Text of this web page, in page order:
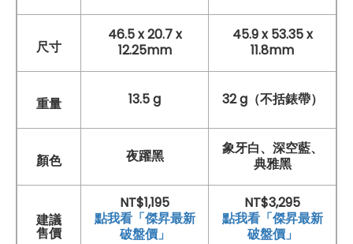
尺寸
46.5 x 20.7 x
12.25mm
45.9 x 53.35 x
11.8mm
重量 13.5 g 32 g（不括錶帶）
顏色 夜躍黑
象牙白、深空藍、
典雅黑
建議
售價
NT$1,195
點我看「傑昇最新
破盤價」
NT$3,295
點我看「傑昇最新
破盤價」